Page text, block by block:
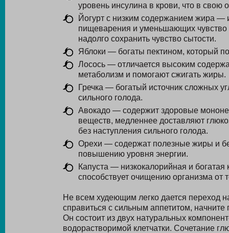
уровень инсулина в крови, что в свою
Йогурт с низким содержанием жира —
пищеварения и уменьшающих чувство
надолго сохранить чувство сытости.
Яблоки — богаты пектином, который
Лосось — отличается высоким
метаболизм и помогают сжигать жиры.
Гречка — богатый источник сложных
сильного голода.
Авокадо — содержит здоровые
веществ, медленнее доставляют
без наступления сильного голода.
Орехи — содержат полезные жиры и
повышению уровня энергии.
Капуста — низкокалорийная и богатая
способствует очищению организма от
Не всем худеющим легко дается переход
справиться с сильным аппетитом,
Он состоит из двух натуральных
водорастворимой клетчатки. Сочетание